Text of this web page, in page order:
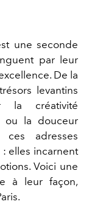
une seconde
par leur
De la
levantins
créativité
ou la douceur
ces adresses
elles incarnent
Voici une
à leur façon,